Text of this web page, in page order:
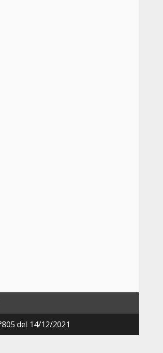
del 14/12/2021